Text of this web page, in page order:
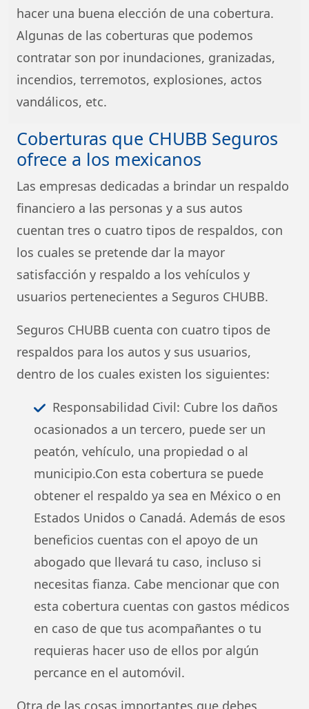
hacer una buena elección de una cobertura.
Algunas de las coberturas que podemos
contratar son por inundaciones, granizadas,
incendios, terremotos, explosiones, actos
vandálicos, etc.
Coberturas que CHUBB Seguros
ofrece a los mexicanos
Las empresas dedicadas a brindar un respaldo
financiero a las personas y a sus autos
cuentan tres o cuatro tipos de respaldos, con
los cuales se pretende dar la mayor
satisfacción y respaldo a los vehículos y
usuarios pertenecientes a Seguros CHUBB.
Seguros CHUBB cuenta con cuatro tipos de
respaldos para los autos y sus usuarios,
dentro de los cuales existen los siguientes:
Responsabilidad Civil: Cubre los daños
ocasionados a un tercero, puede ser un
peatón, vehículo, una propiedad o al
municipio.Con esta cobertura se puede
obtener el respaldo ya sea en México o en
Estados Unidos o Canadá. Además de esos
beneficios cuentas con el apoyo de un
abogado que llevará tu caso, incluso si
necesitas fianza. Cabe mencionar que con
esta cobertura cuentas con gastos médicos
en caso de que tus acompañantes o tu
requieras hacer uso de ellos por algún
percance en el automóvil.
Otra de las cosas importantes que debes